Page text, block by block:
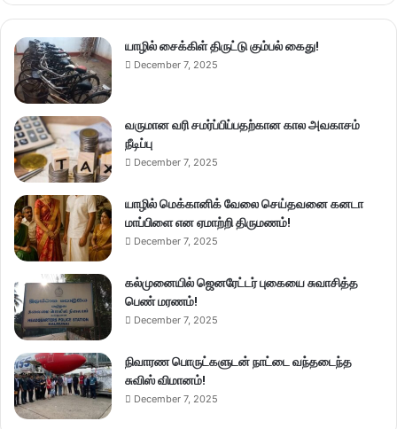
யாழில் சைக்கிள் திருட்டு கும்பல் கைது!
December 7, 2025
வருமான வரி சமர்ப்பிப்பதற்கான கால அவகாசம்
நீடிப்பு
December 7, 2025
யாழில் மெக்கானிக் வேலை செய்தவனை கனடா
மாப்பிளை என ஏமாற்றி திருமணம்!
December 7, 2025
கல்முனையில் ஜெனரேட்டர் புகையை சுவாசித்த
பெண் மரணம்!
December 7, 2025
நிவாரண பொருட்களுடன் நாட்டை வந்தடைந்த
சுவிஸ் விமானம்!
December 7, 2025